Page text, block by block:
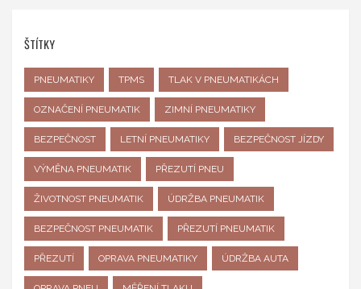
ŠTÍTKY
PNEUMATIKY TPMS TLAK V PNEUMATIKÁCH
OZNAČENÍ PNEUMATIK ZIMNÍ PNEUMATIKY
BEZPEČNOST LETNÍ PNEUMATIKY BEZPEČNOST JÍZDY
VÝMĚNA PNEUMATIK PŘEZUTÍ PNEU
ŽIVOTNOST PNEUMATIK ÚDRŽBA PNEUMATIK
BEZPEČNOST PNEUMATIK PŘEZUTÍ PNEUMATIK
PŘEZUTÍ OPRAVA PNEUMATIKY ÚDRŽBA AUTA